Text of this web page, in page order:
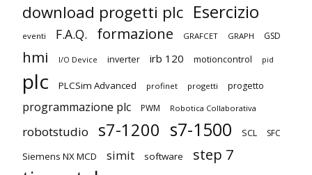
download progetti plc Esercizio
eventi F.A.Q. formazione GRAFCET GRAPH GSD
hmi I/O Device inverter irb 120 motioncontrol pid
plc PLCSim Advanced profinet progetti progetto
programmazione plc PWM Robotica Collaborativa
robotstudio s7-1200 s7-1500 SCL SFC
Siemens NX MCD simit software step 7